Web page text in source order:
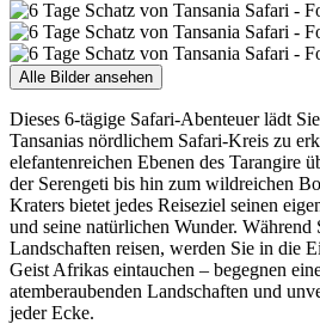
Alle Bilder ansehen
Dieses 6-tägige Safari-Abenteuer lädt
Tansanias nördlichem Safari-Kreis zu
elefantenreichen Ebenen des Tarangire
der Serengeti bis hin zum wildreichen
Kraters bietet jedes Reiseziel seinen
und seine natürlichen Wunder. Während
Landschaften reisen, werden Sie in die
Geist Afrikas eintauchen – begegnen
atemberaubenden Landschaften und
jeder Ecke.